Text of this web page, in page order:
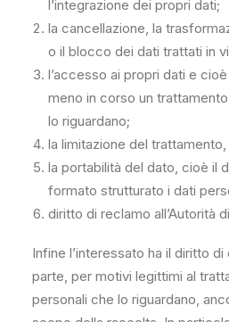
l’integrazione dei propri dati;
la cancellazione, la
o il blocco dei dati trattati in
l’accesso ai propri dati e
meno in corso un
lo riguardano;
la limitazione del trattamento,
la portabilità del dato, cioè il
formato strutturato i dati
diritto di reclamo all’Autorità
Infine l’interessato ha il diritto
parte, per motivi legittimi al
personali che lo riguardano,